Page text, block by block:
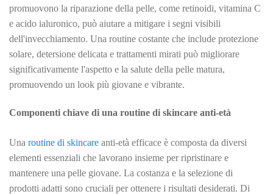
promuovono la riparazione della pelle, come retinoidi, vitamina C
e acido ialuronico, può aiutare a mitigare i segni visibili
dell'invecchiamento. Una routine costante che include protezione
solare, detersione delicata e trattamenti mirati può migliorare
significativamente l'aspetto e la salute della pelle matura,
promuovendo un look più giovane e vibrante.
Componenti chiave di una routine di skincare anti-età
Una routine di skincare anti-età efficace è composta da diversi
elementi essenziali che lavorano insieme per ripristinare e
mantenere una pelle giovane. La costanza e la selezione di
prodotti adatti sono cruciali per ottenere i risultati desiderati. Di